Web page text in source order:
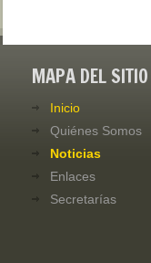
MAPA DEL SITIO
Inicio
Quiénes Somos
Noticias
Enlaces
Secretarías